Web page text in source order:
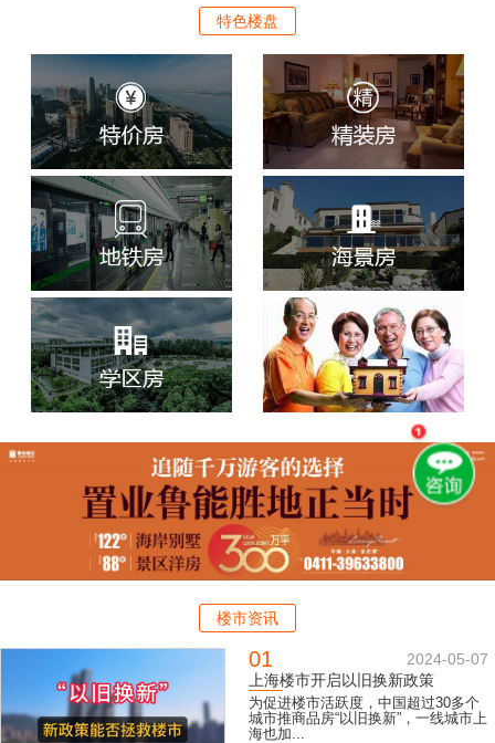
特色楼盘
楼市资讯
01
2024-05-07
上海楼市开启以旧换新政策
为促进楼市活跃度，中国超过30多个
城市推商品房“以旧换新”，一线城市上
海也加...